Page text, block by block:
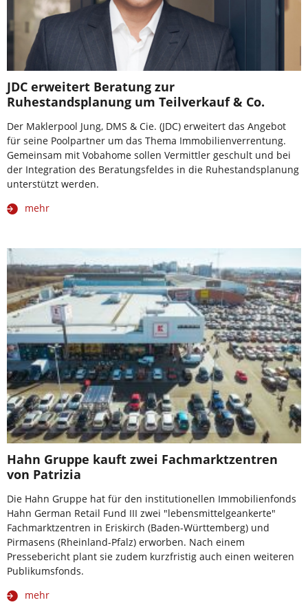
JDC erweitert Beratung zur
Ruhestandsplanung um Teilverkauf & Co.
Der Maklerpool Jung, DMS & Cie. (JDC) erweitert das Angebot
für seine Poolpartner um das Thema Immobilienverrentung.
Gemeinsam mit Vobahome sollen Vermittler geschult und bei
der Integration des Beratungsfeldes in die Ruhestandsplanung
unterstützt werden.
mehr
Hahn Gruppe kauft zwei Fachmarktzentren
von Patrizia
Die Hahn Gruppe hat für den institutionellen Immobilienfonds
Hahn German Retail Fund III zwei "lebensmittelgeankerte"
Fachmarktzentren in Eriskirch (Baden-Württemberg) und
Pirmasens (Rheinland-Pfalz) erworben. Nach einem
Pressebericht plant sie zudem kurzfristig auch einen weiteren
Publikumsfonds.
mehr